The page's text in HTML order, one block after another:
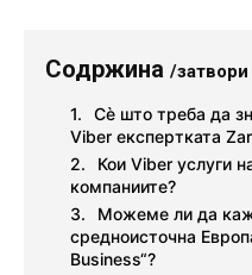
Содржина /затвори
Сѐ што треба да
Viber експертката
Кои Viber услуги
компаниите?
Можеме ли да
средноисточна
Business“?